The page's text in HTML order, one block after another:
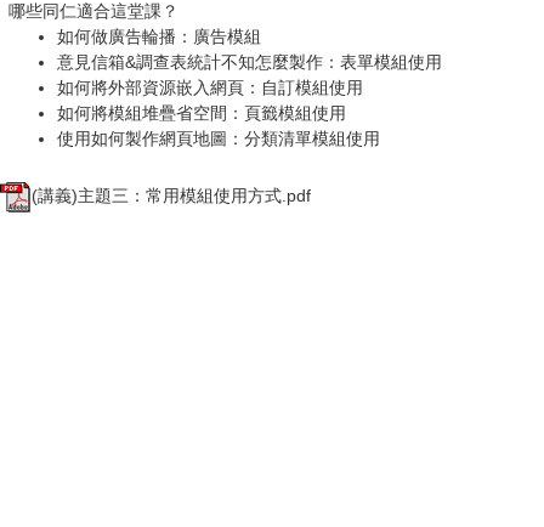
哪些同仁適合這堂課？
如何做廣告輪播：廣告模組
意見信箱&調查表統計不知怎麼製作：表單模組使用
如何將外部資源嵌入網頁：自訂模組使用
如何將模組堆疊省空間：頁籤模組使用
使用如何製作網頁地圖：分類清單模組使用
(講義)主題三：常用模組使用方式.pdf